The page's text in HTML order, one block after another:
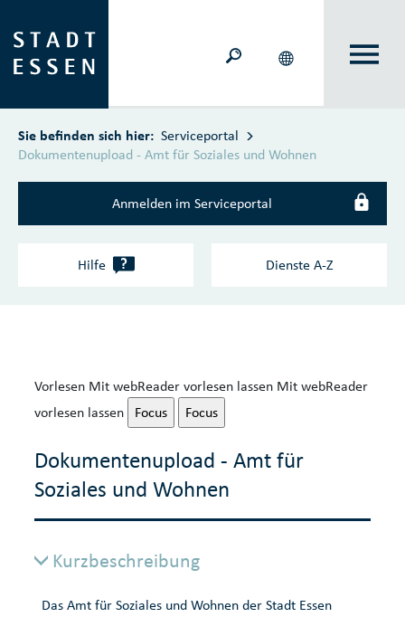
Sie befinden sich hier: Serviceportal
Dokumentenupload - Amt für Soziales und Wohnen
Anmelden im Serviceportal
Hilfe ? Dienste A‑Z
Vorlesen Mit webReader vorlesen lassen Mit webReader
vorlesen lassen
Focus Focus
Dokumentenupload - Amt für
Soziales und Wohnen
Kurzbeschreibung
Das Amt für Soziales und Wohnen der Stadt Essen